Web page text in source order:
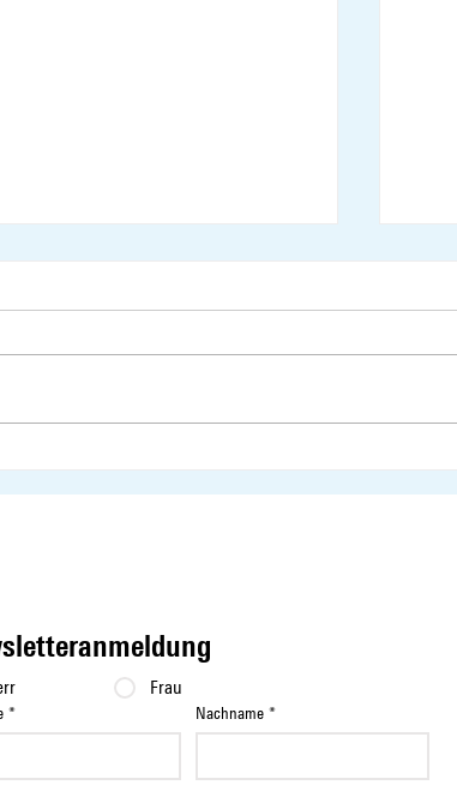
Stauffacher zum Thema
Frau
* Nachname *